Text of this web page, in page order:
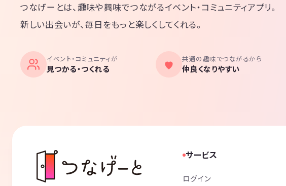
つなげーとは、趣味や興味でつながるイベント・コミュニティアプリ。
新しい出会いが、毎日をもっと楽しくしてくれる。
イベント・コミュニティが
見つかる・つくれる
共通の趣味でつながるから
仲良くなりやすい
サービス
ログイン